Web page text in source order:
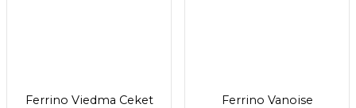
Ferrino Viedma Ceket Ferrino Vanoise